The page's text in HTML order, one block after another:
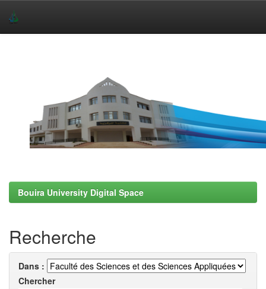
Bouira University Digital Space
Recherche
Dans :
Chercher